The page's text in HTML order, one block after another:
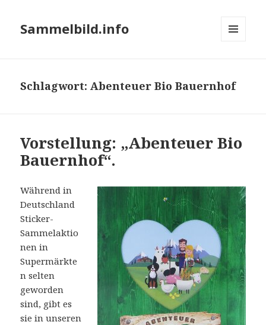
Sammelbild.info
Schlagwort:Abenteuer Bio Bauernhof
Vorstellung: „Abenteuer Bio
Bauernhof“.
Während in
Deutschland
Sticker-
Sammelaktio
nen in
Supermärkte
n selten
geworden
sind, gibt es
sie in unseren